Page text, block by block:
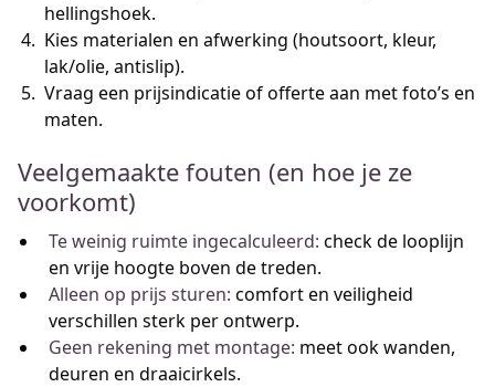
hellingshoek.
Kies materialen en afwerking (houtsoort, kleur,
lak/olie, antislip).
Vraag een prijsindicatie of offerte aan met foto’s en
maten.
Veelgemaakte fouten (en hoe je ze
voorkomt)
Te weinig ruimte ingecalculeerd: check de looplijn
en vrije hoogte boven de treden.
Alleen op prijs sturen: comfort en veiligheid
verschillen sterk per ontwerp.
Geen rekening met montage: meet ook wanden,
deuren en draaicirkels.